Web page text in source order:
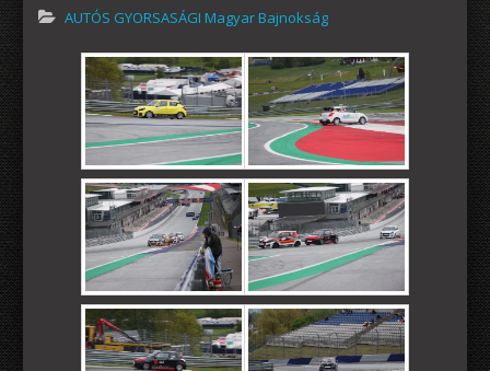
AUTÓS GYORSASÁGI Magyar Bajnokság